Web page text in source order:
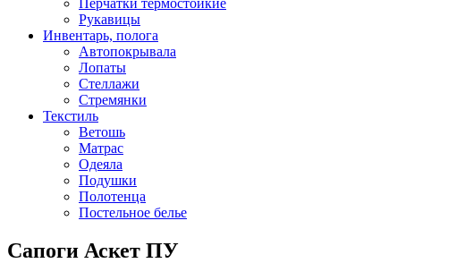
Перчатки термостойкие
Рукавицы
Инвентарь, полога
Автопокрывала
Лопаты
Стеллажи
Стремянки
Текстиль
Ветошь
Матрас
Одеяла
Подушки
Полотенца
Постельное белье
Сапоги Аскет ПУ